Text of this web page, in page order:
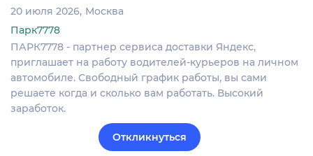
20 июля 2026 Москва
Парк7778
ПАРК7778 - партнер сервиса доставки Яндекс,
приглашает на работу водителей-курьеров на личном
автомобиле. Свободный график работы, вы сами
решаете когда и сколько вам работать. Высокий
заработок.
Откликнуться